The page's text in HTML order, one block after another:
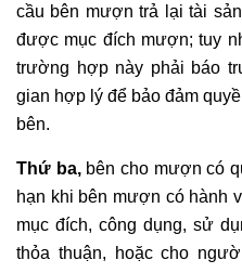
cầu bên mượn trả lại tài
được mục đích mượn; tuy
trường hợp này phải báo
gian hợp lý để bảo đảm
bên.
Thứ ba,bên cho mượn có
hạn khi bên mượn có hành
mục đích, công dụng, sử
thỏa thuận, hoặc cho